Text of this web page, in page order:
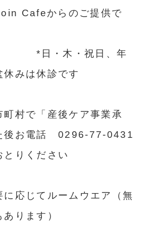
Cafeからのご提供で
・祝日、年
休みは休診です
町村で「産後ケア事業承
後お電話 0296-77-0431
とりください
に応じてルームウエア（無
ります）